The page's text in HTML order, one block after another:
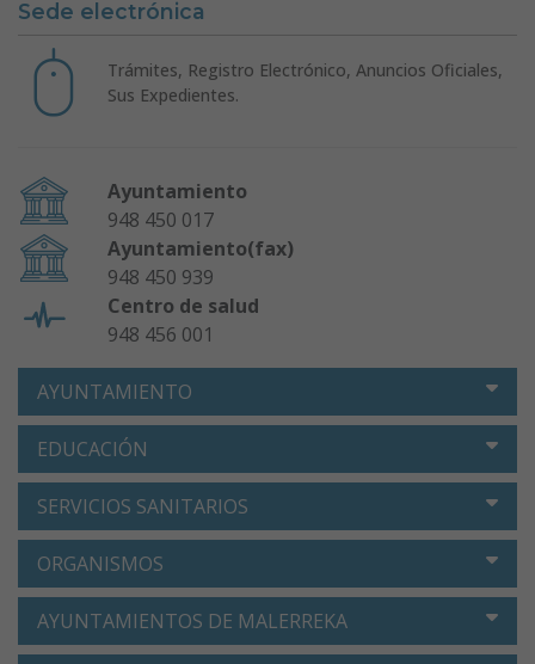
Sede electrónica
Trámites, Registro Electrónico, Anuncios Oficiales,
Sus Expedientes.
Ayuntamiento
948 450 017
Ayuntamiento(fax)
948 450 939
Centro de salud
948 456 001
AYUNTAMIENTO
EDUCACIÓN
SERVICIOS SANITARIOS
ORGANISMOS
AYUNTAMIENTOS DE MALERREKA